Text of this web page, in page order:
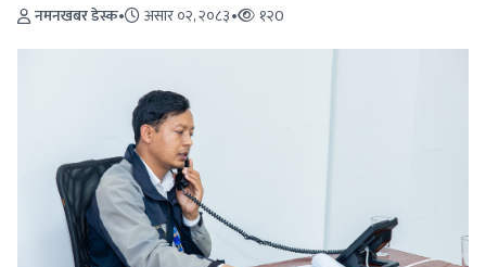
नमनखबर डेस्क• असार ०२, २०८३• १२0